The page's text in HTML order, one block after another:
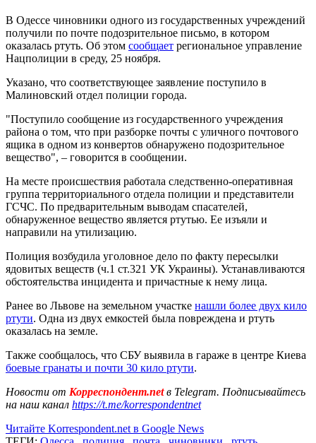
В Одессе чиновники одного из государственных учреждений
получили по почте подозрительное письмо, в котором
оказалась ртуть. Об этом сообщает региональное управление
Нацполиции в среду, 25 ноября.
Указано, что соответствующее заявление поступило в
Малиновский отдел полиции города.
"Поступило сообщение из государственного учреждения
района о том, что при разборке почты с уличного почтового
ящика в одном из конвертов обнаружено подозрительное
вещество", – говорится в сообщении.
На месте происшествия работала следственно-оперативная
группа территориального отдела полиции и представители
ГСЧС. По предварительным выводам спасателей,
обнаруженное вещество является ртутью. Ее изъяли и
направили на утилизацию.
Полиция возбудила уголовное дело по факту пересылки
ядовитых веществ (ч.1 ст.321 УК Украины). Устанавливаются
обстоятельства инцидента и причастные к нему лица.
Ранее во Львове на земельном участке нашли более двух кило
ртути. Одна из двух емкостей была повреждена и ртуть
оказалась на земле.
Также сообщалось, что СБУ выявила в гараже в центре Киева
боевые гранаты и почти 30 кило ртути.
Новости от Корреспондент.netв Telegram. Подписывайтесь
на наш канал https://t.me/korrespondentnet
Читайте Korrespondent.net в Google News